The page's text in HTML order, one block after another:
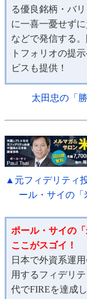
る優良銘柄・バ
に一喜一憂せず
などで発信する
トフォリオの提
ビスも提供！
太田忠の「
▲元フィデリティ
ール・サイの
ポール・サイの
ここがスゴイ！
日本で外資系運
用するフィデリ
代でFIREを達成